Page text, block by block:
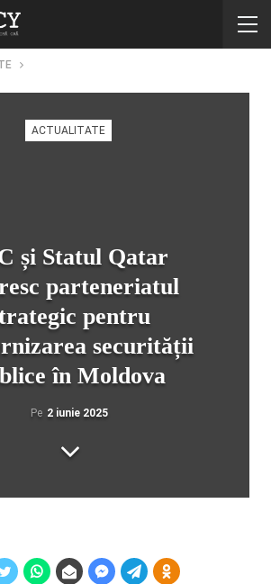
ACTUALITATE
și Statul Qatar
parteneriatul
pentru
securității
în Moldova
Pe 2 iunie 2025